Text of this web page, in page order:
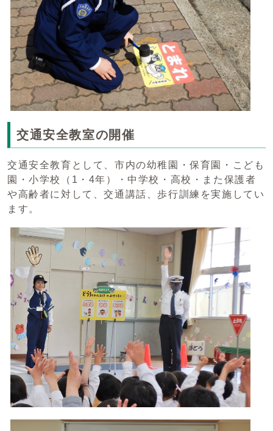
交通安全教室の開催
交通安全教育として、市内の幼稚園・保育園・こども
園・小学校（1・4年）・中学校・高校・また保護者
や高齢者に対して、交通講話、歩行訓練を実施してい
ます。